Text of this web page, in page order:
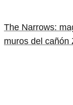
The Narrows:
muros del cañón